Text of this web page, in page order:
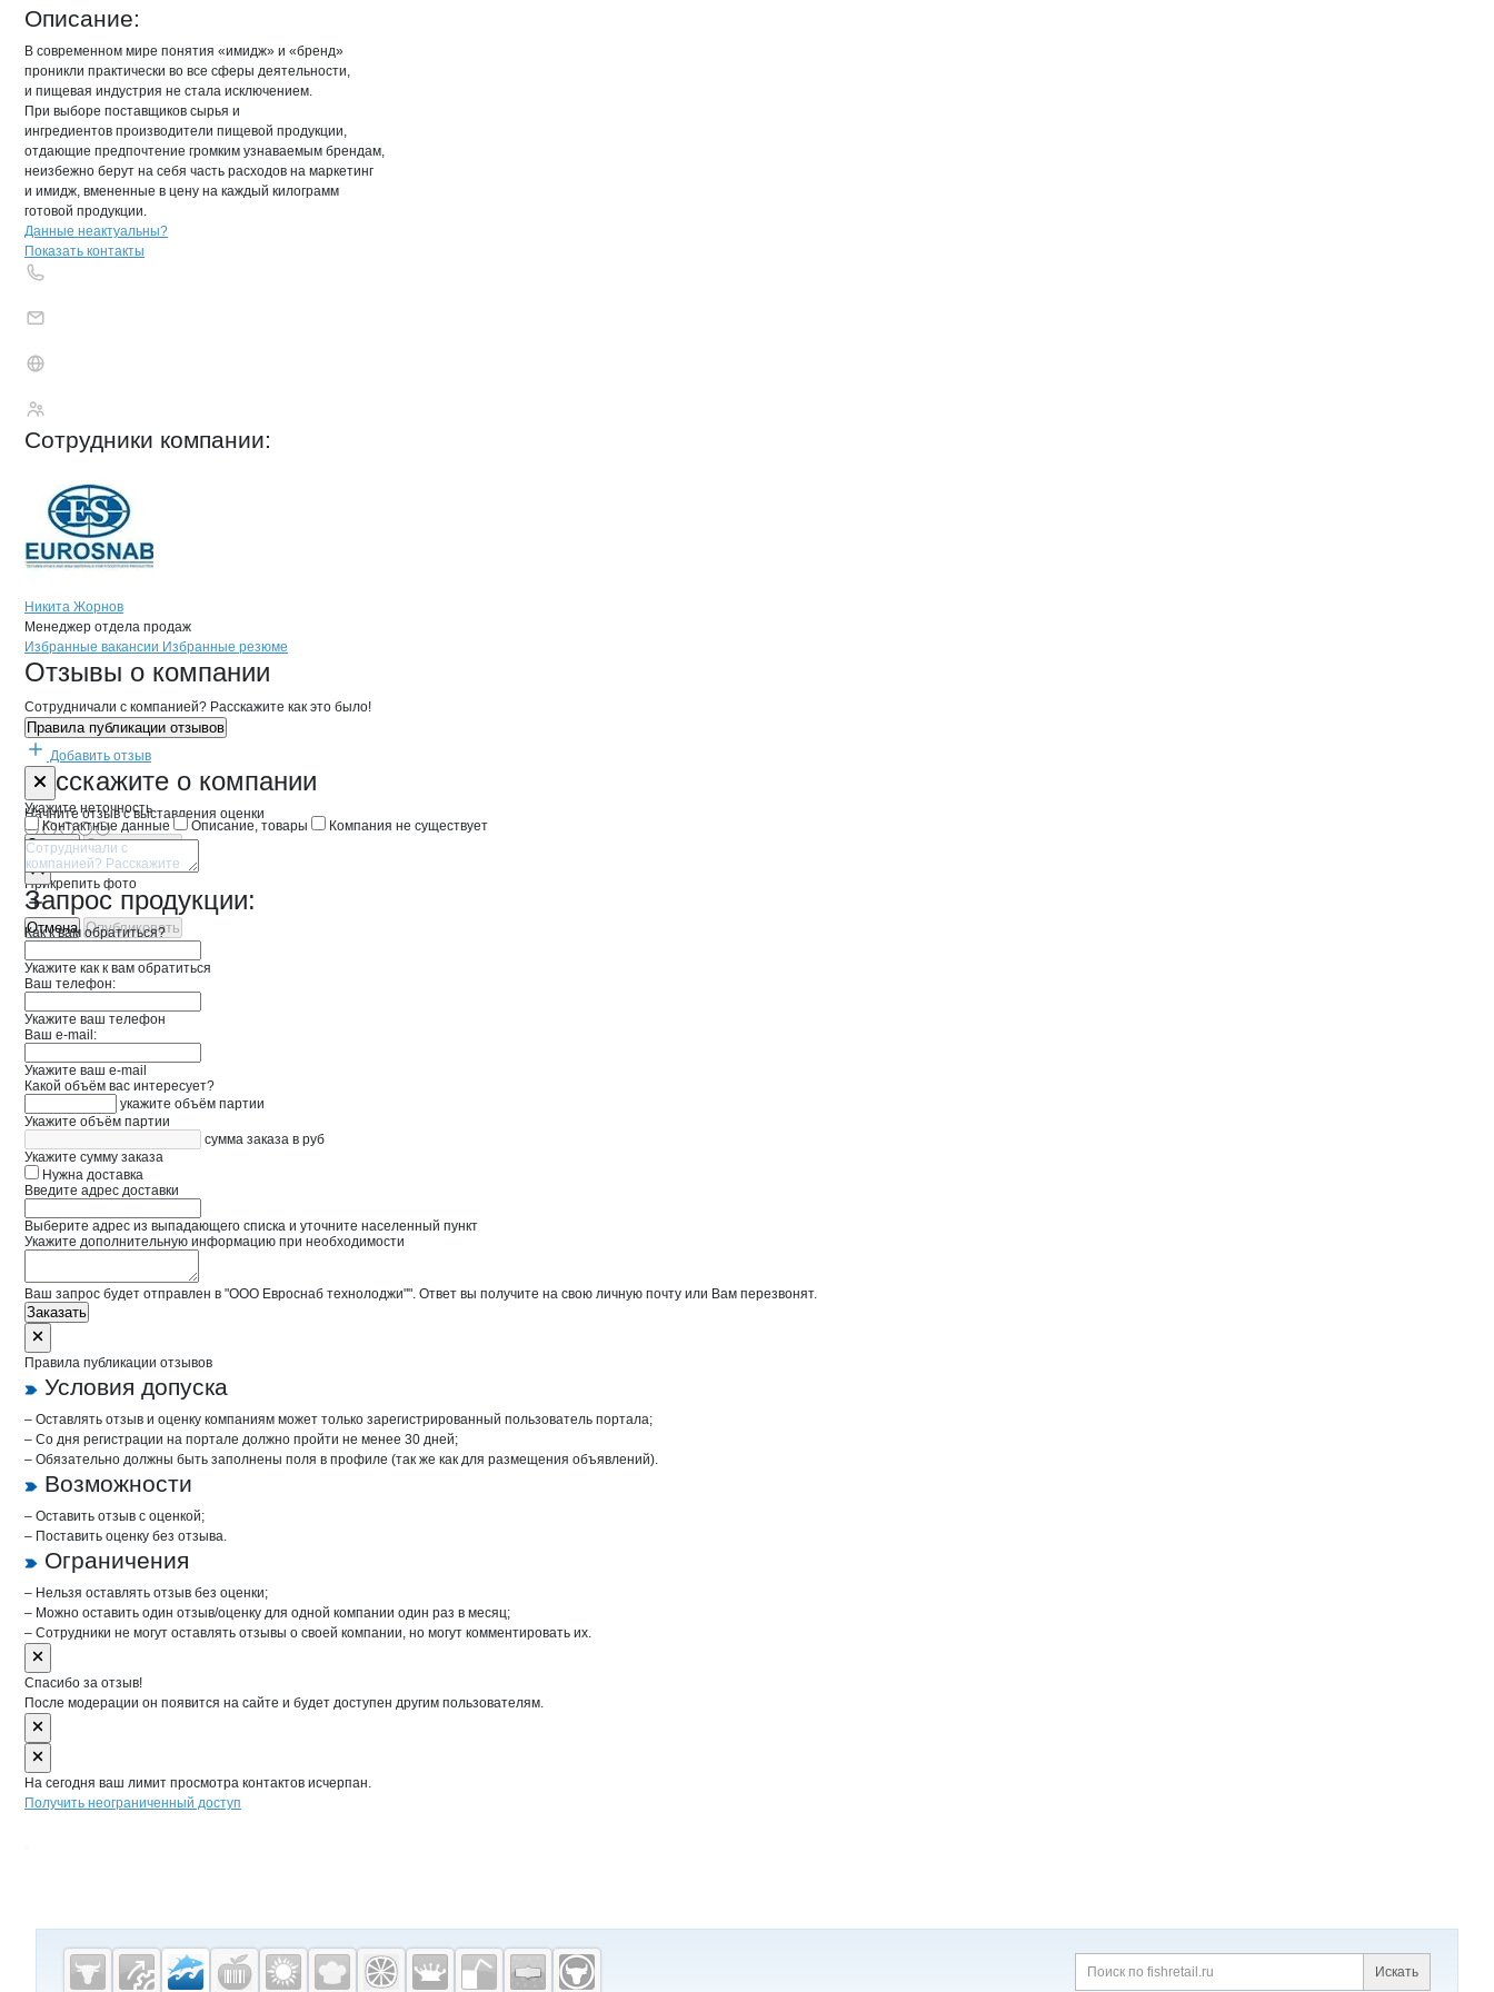
Описание:
В современном мире понятия «имидж» и «бренд»
проникли практически во все сферы деятельности,
и пищевая индустрия не стала исключением.
При выборе поставщиков сырья и
ингредиентов производители пищевой продукции,
отдающие предпочтение громким узнаваемым брендам,
неизбежно берут на себя часть расходов на маркетинг
и имидж, вмененные в цену на каждый килограмм
готовой продукции.
Контактыкомпании
+7(800)000-00-..
Данные неактуальны?
Показать контакты
Сотрудники компании:
Никита Жорнов
Менеджер отдела продаж
Брендыкомпани Евроснаб технолоджи"
Вакансии вЕвроснаб технолоджи"
Избранные вакансии Избранные резюме
Новости oЕвроснаб технолоджи", ООО
Отзывы о компании
Сотрудничали с компанией? Расскажите как это было!
Правила публикации отзывов
Добавить отзыв
Расскажите о компании
Начните отзыв с выставления оценки
Прикрепить фото
Отмена Опубликовать
Форма обратной связи о неточностях на странице
Укажите неточность
Контактные данные
Описание, товары Компания не существует
Отмена Опубликовать
Запрос продукции:
Как к вам обратиться?
Укажите как к вам обратиться
Ваш телефон:
Укажите ваш телефон
Ваш e-mail:
Укажите ваш e-mail
Какой объём вас интересует?
укажите объём партии
Укажите объём партии
сумма заказа в руб
Укажите сумму заказа
Нужна доставка
Введите адрес доставки
Выберите адрес из выпадающего списка и уточните населенный пункт
Укажите дополнительную информацию при необходимости
Ваш запрос будет отправлен в "ООО Евроснаб технолоджи"". Ответ вы получите на свою личную почту или Вам перезвонят.
Заказать
Правила публикации отзывов
Условия допуска
– Оставлять отзыв и оценку компаниям может только зарегистрированный пользователь портала;
– Со дня регистрации на портале должно пройти не менее 30 дней;
– Обязательно должны быть заполнены поля в профиле (так же как для размещения объявлений).
Возможности
– Оставить отзыв с оценкой;
– Поставить оценку без отзыва.
Ограничения
– Нельзя оставлять отзыв без оценки;
– Можно оставить один отзыв/оценку для одной компании один раз в месяц;
– Сотрудники не могут оставлять отзывы о своей компании, но могут комментировать их.
Спасибо за отзыв!
После модерации он появится на сайте и будет доступен другим пользователям.
На сегодня ваш лимит просмотра контактов исчерпан.
Получить неограниченный доступ
Дополнительная информация
Искать
Cсылки на полезные проекты